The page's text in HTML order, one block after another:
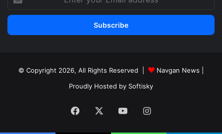
your
Email
© Copyright 2026, All Rights Reserved | Navgan News
Proudly Hosted by Softisky
Facebook YouTubeInstagram